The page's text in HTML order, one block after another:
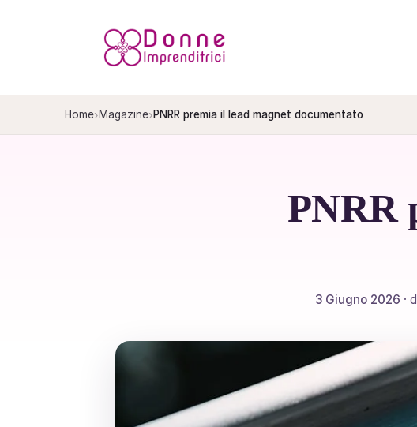
Home›Magazine›PNRR premia il lead magnet documentato
PNRR
3 Giugno 2026 ·